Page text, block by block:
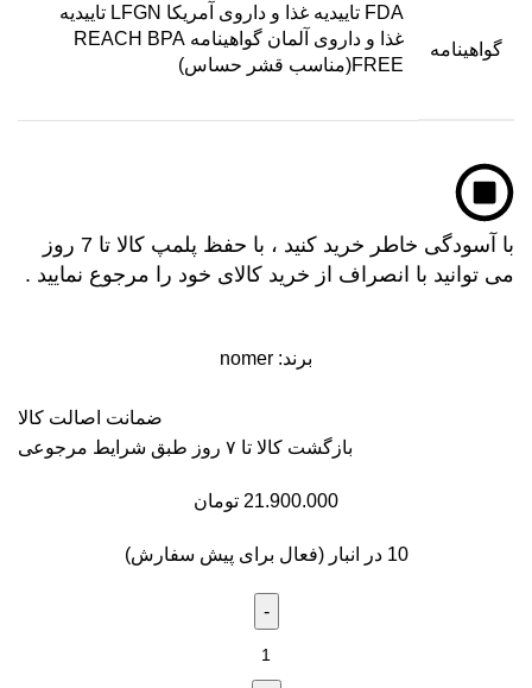
گواهینامه
FDA تاییدیه غذا و داروی آمریکا LFGN تاییدیه
غذا و داروی آلمان گواهینامه REACH BPA
FREE(مناسب قشر حساس)
با آسودگی خاطر خرید کنید ، با حفظ پلمپ کالا تا 7 روز
می توانید با انصراف از خرید کالای خود را مرجوع نمایید .
برند: nomer
ضمانت اصالت کالا
بازگشت کالا تا ۷ روز طبق شرایط مرجوعی
21.900.000 تومان
10 در انبار (فعال برای پیش سفارش)